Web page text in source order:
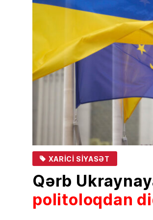
XARICI SIYASƏT
Qərb
politoloqdan